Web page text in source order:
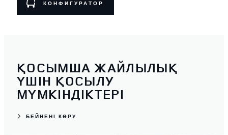
КОНФИГУРАТОР
ҚОСЫМША ЖАЙЛЫЛЫҚ
ҮШІН ҚОСЫЛУ
МҮМКІНДІКТЕРІ
БЕЙНЕНІ КӨРУ